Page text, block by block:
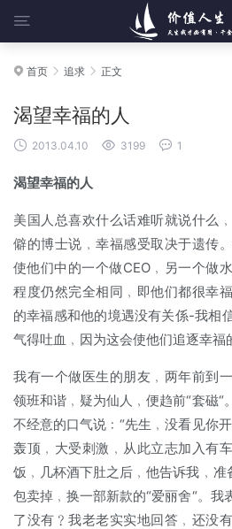

 首页  追求  正文
渴望幸福的人
 2013.04.10  3199  1
渴望幸福的人
美国人总喜欢什么话难听就说什么
僻的博士说﹐幸福感受取决于遗传
使他们中的一个做CEO﹐另一个做
程度仍然完全相同﹐即他们都很幸
的幸福感和他的境遇没有关係-我相
气得吐血﹐因为这会使他们追逐幸福
我有一个做医生的朋友﹐两年前到
领班和谐﹐疑为仙人﹐便趋前“套磁“
不经意的口气说﹕“先生﹐没看见你
轰顶﹐大受刺激﹐从此立志加入有
饭﹐几杯酒下肚之后﹐他告诉我﹐准
包卖掉﹐换一部新款的“爱丽舍“。我
了没有﹖我老老实实地回答﹐还没